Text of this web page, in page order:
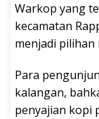
Warkop yang
kecamatan
menjadi
Para
kalangan,
penyajian kopi